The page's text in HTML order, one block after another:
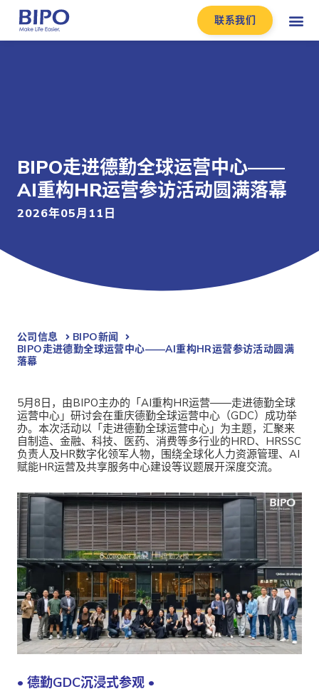
联系我们
BIPO走进德勤全球运营中心——
AI重构HR运营参访活动圆满落幕
2026年05月11日
公司信息
BIPO新闻​
BIPO走进德勤全球运营中心——AI重构HR运营参访活动圆满
落幕
5月8日，由BIPO主办的「AI重构HR运营——走进德勤全球
运营中心」研讨会在重庆德勤全球运营中心（GDC）成功举
办。本次活动以「走进德勤全球运营中心」为主题，汇聚来
自制造、金融、科技、医药、消费等多行业的HRD、HRSSC
负责人及HR数字化领军人物，围绕全球化人力资源管理、AI
赋能HR运营及共享服务中心建设等议题展开深度交流。
• 德勤GDC沉浸式参观 •